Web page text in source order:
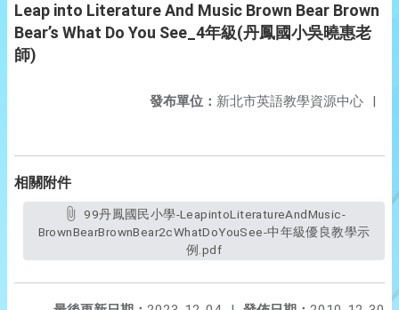
Leap into Literature And Music Brown Bear Brown
Bear’s What Do You See_4年級(丹鳳國小吳曉惠老
師)
發布單位： 新北市英語教學資源中心 |
相關附件
BrownBearBrownBear2cWhatDoYouSee-中年級優良教學示
例.pdf